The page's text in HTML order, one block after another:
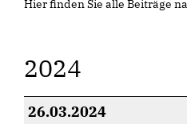
Hier finden Sie alle Beiträge
2024
26.03.2024